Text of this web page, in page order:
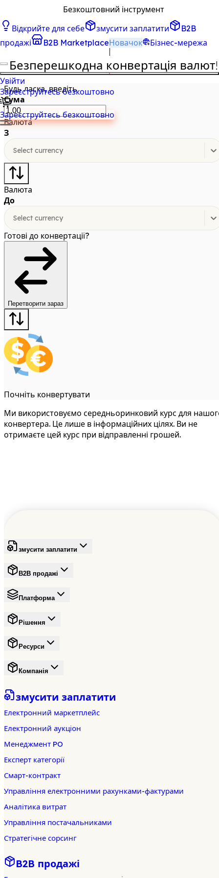
Відкрийте для себе змусити заплатити
B2B
продажі
B2B MarketplaceНовачок Бізнес-мережа
Увійти
Зареєструйтесь безкоштовно
Зареєструйтесь безкоштовно
Безкоштовний інструмент
Конвертація валют
Безперешкодна конвертація валют!
Будь ласка, введіть
Сума
Валюта
З
Select currency
Валюта
До
Select currency
Готові до конвертації?
Перетворити зараз
Почніть конвертувати
Ми використовуємо середньоринковий курс для
конвертера. Це лише в інформаційних цілях. Ви не
отримаєте цей курс при відправленні грошей.
змусити заплатити
B2B продажі
Платформа
Рішення
Ресурси
Компанія
змусити заплатити
Електронний маркетплейс
Електронний аукціон
Менеджмент PO
Експерт категорії
Смарт-контракт
Управління електронними рахунками-фактурами
Аналітика витрат
Управління постачальниками
Стратегічне сорсинг
B2B продажі